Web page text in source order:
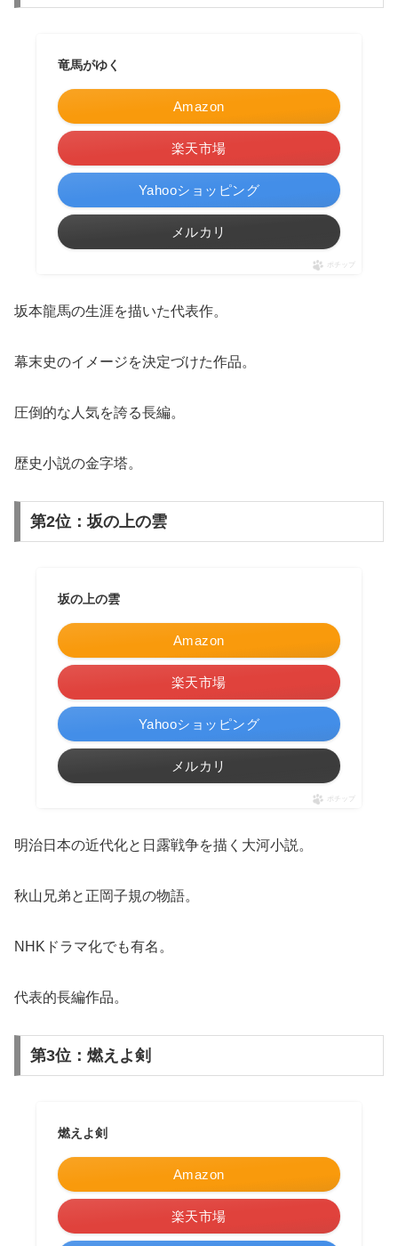
竜馬がゆく
Amazon
楽天市場
Yahooショッピング
メルカリ
ポチップ
坂本龍馬の生涯を描いた代表作。
幕末史のイメージを決定づけた作品。
圧倒的な人気を誇る長編。
歴史小説の金字塔。
第2位：坂の上の雲
坂の上の雲
Amazon
楽天市場
Yahooショッピング
メルカリ
ポチップ
明治日本の近代化と日露戦争を描く大河小説。
秋山兄弟と正岡子規の物語。
NHKドラマ化でも有名。
代表的長編作品。
第3位：燃えよ剣
燃えよ剣
Amazon
楽天市場